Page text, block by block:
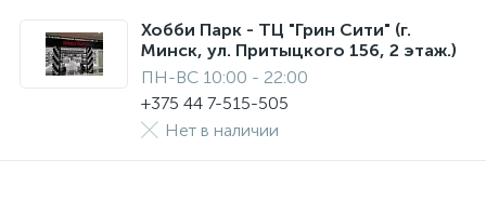
Хобби Парк - ТЦ "Грин Сити" (г.
Минск, ул. Притыцкого 156, 2 этаж.)
ПН-ВС 10:00 - 22:00
+375 44 7-515-505
Нет в наличии